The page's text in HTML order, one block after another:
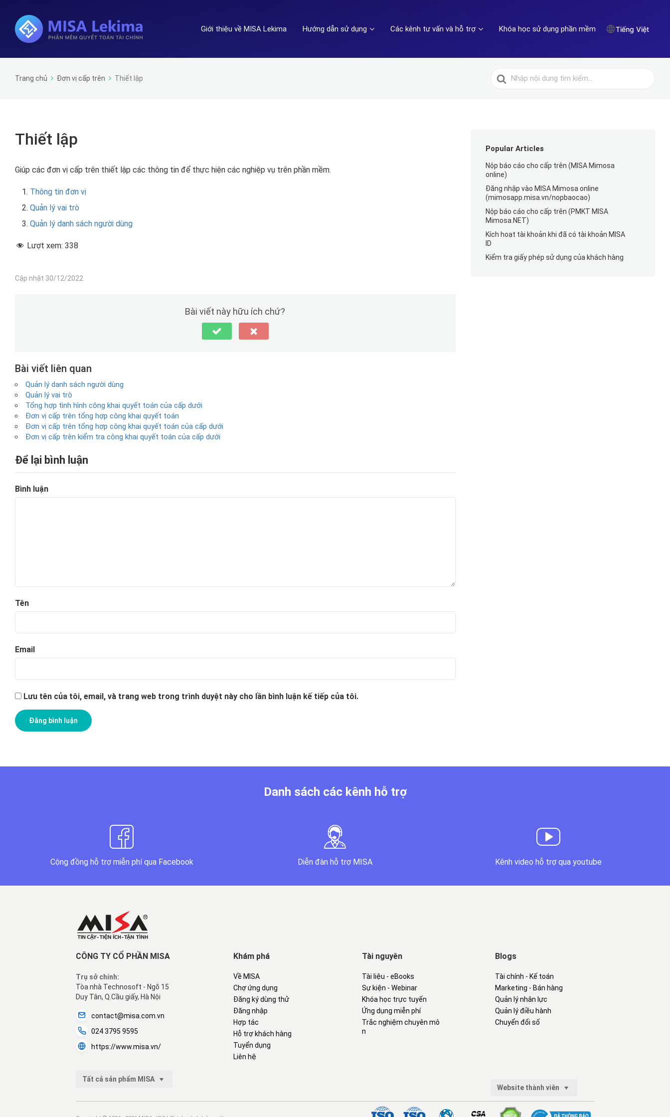
Giới thiệu về MISA Lekima Hướng dẫn sử dụng Các kênh tư vấn và hỗ trợ Khóa học sử dụng phần mềm Tiếng Việt
Trang chủ Đơn vị cấp trên Thiết lập
Tìm
kiếm
Thiết lập
Giúp các đơn vị cấp trên thiết lập các thông tin để thực hiện các nghiệp vụ trên phần mềm.
Thông tin đơn vị
Quản lý vai trò
Quản lý danh sách người dùng
Lượt xem: 338
Cập nhật 30/12/2022
Bài viết này hữu ích chứ?
Bài viết liên quan
Quản lý danh sách người dùng
Quản lý vai trò
Tổng hợp tình hình công khai quyết toán của cấp dưới
Đơn vị cấp trên tổng hợp công khai quyết toán
Đơn vị cấp trên tổng hợp công khai quyết toán của cấp dưới
Đơn vị cấp trên kiểm tra công khai quyết toán của cấp dưới
Để lại bình luận
Bình luận
Tên
Email
Lưu tên của tôi, email, và trang web trong trình duyệt này cho lần bình luận kế tiếp của tôi.
Popular Articles
Nộp báo cáo cho cấp trên (MISA Mimosa
online)
Đăng nhập vào MISA Mimosa online
(mimosapp.misa.vn/nopbaocao)
Nộp báo cáo cho cấp trên (PMKT MISA
Mimosa.NET)
Kích hoạt tài khoản khi đã có tài khoản MISA
ID
Kiểm tra giấy phép sử dụng của khách hàng
Danh sách các kênh hỗ trợ
Cộng đồng hỗ trợ miễn phí qua Facebook Diễn đàn hỗ trợ MISA Kênh video hỗ trợ qua youtube
CÔNG TY CỔ PHẦN MISA
Trụ sở chính:
Tòa nhà Technosoft - Ngõ 15
Duy Tân, Q.Cầu giấy, Hà Nội
contact@misa.com.vn
024 3795 9595
https://www.misa.vn/
Tất cả sản phẩm MISA
Khám phá
Về MISA
Chợ ứng dụng
Đăng ký dùng thử
Đăng nhập
Hợp tác
Hỗ trợ khách hàng
Tuyển dụng
Liên hệ
Tài nguyên
Tài liệu - eBooks
Sự kiện - Webinar
Khóa học trực tuyến
Ứng dụng miễn phí
Trắc nghiệm chuyên mô
n
Blogs
Tài chính - Kế toán
Marketing - Bán hàng
Quản lý nhân lực
Quản lý điều hành
Chuyển đổi số
Website thành viên